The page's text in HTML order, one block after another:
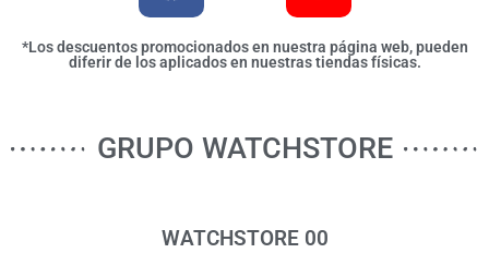
*Los descuentos promocionados en nuestra página web, pueden
diferir de los aplicados en nuestras tiendas físicas.
GRUPO WATCHSTORE
WATCHSTORE 00